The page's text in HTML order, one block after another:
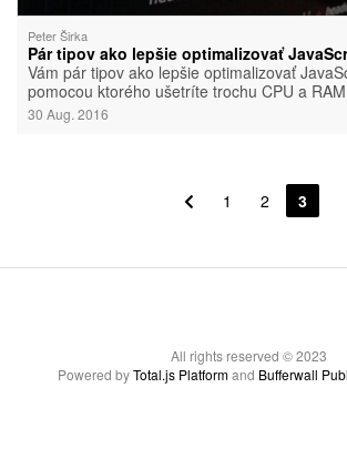
Peter Širka
Pár tipov ako lepšie optimalizovať
Vám pár tipov ako lepšie optimalizovať
pomocou ktorého ušetríte trochu CPU a
30 Aug. 2016
1 2 3
All rights reserved © 2023
Powered byTotal.js Platformand Bufferwall